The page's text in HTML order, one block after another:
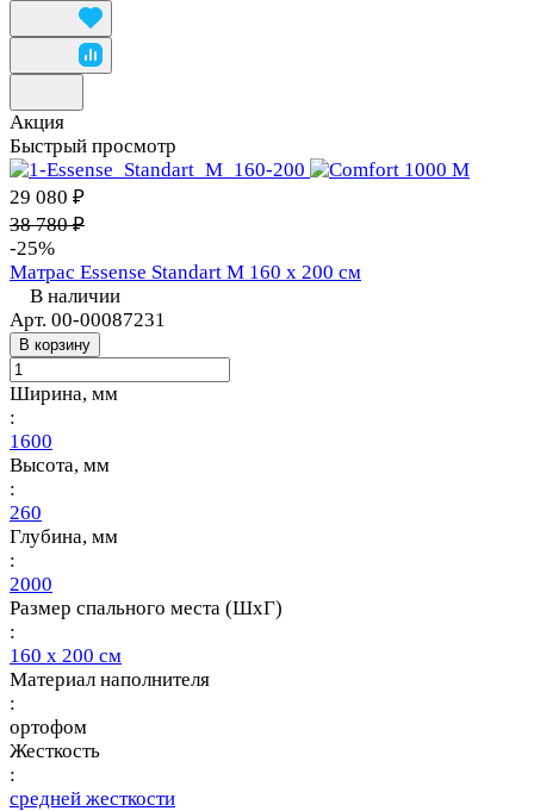
Акция
Быстрый просмотр
29 080 ₽
38 780 ₽
-25%
Матрас Essense Standart M 160 х 200 см
В наличии
Арт. 00-00087231
В корзину
Ширина, мм
:
1600
Высота, мм
:
260
Глубина, мм
:
2000
Размер спального места (ШхГ)
:
160 х 200 см
Материал наполнителя
:
ортофом
Жесткость
:
средней жесткости